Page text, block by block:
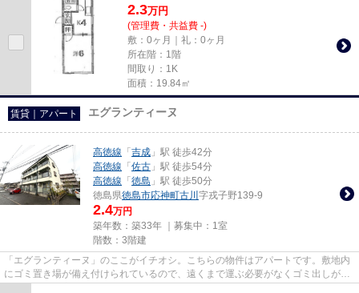
2.3万円
(管理費・共益費 -)
敷：0ヶ月｜礼：0ヶ月
所在階：1階
間取り：1K
面積：19.84㎡
賃貸｜アパート エグランティーヌ
高徳線 「 吉成 」駅 徒歩42分
高徳線 「 佐古 」駅 徒歩54分
高徳線 「 徳島 」駅 徒歩50分
徳島県徳島市応神町古川 字戎子野139-9
2.4万円
築年数：築33年 ｜募集中： 1室
階数：3階建
「エグランティーヌ」のここがイチオシ。こちらの物件はアパートです。敷地内
にゴミ置き場が備え付けられているので、遠くまで運ぶ必要がなくゴミ出しが楽